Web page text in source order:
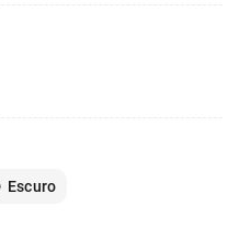
Escuro